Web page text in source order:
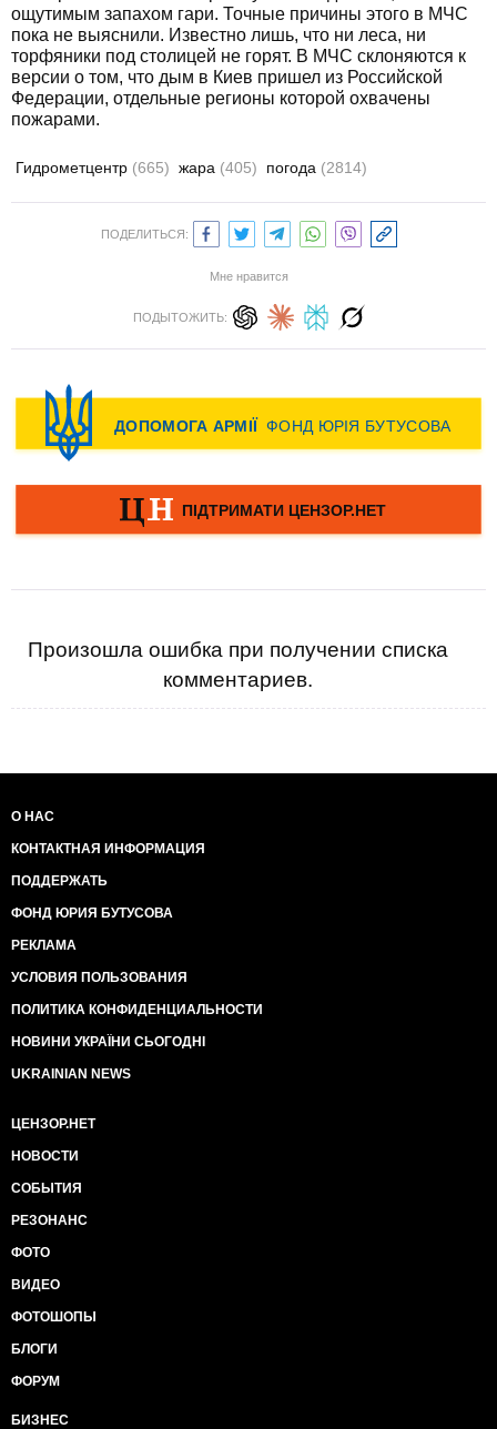
ощутимым запахом гари. Точные причины этого в МЧС
пока не выяснили. Известно лишь, что ни леса, ни
торфяники под столицей не горят. В МЧС склоняются к
версии о том, что дым в Киев пришел из Российской
Федерации, отдельные регионы которой охвачены
пожарами.
Гидрометцентр (665) жара (405) погода (2814)
ПОДЕЛИТЬСЯ:
Мне нравится
ПОДЫТОЖИТЬ:
Произошла ошибка при получении списка
комментариев.
О НАС
КОНТАКТНАЯ ИНФОРМАЦИЯ
ПОДДЕРЖАТЬ
ФОНД ЮРИЯ БУТУСОВА
РЕКЛАМА
УСЛОВИЯ ПОЛЬЗОВАНИЯ
ПОЛИТИКА КОНФИДЕНЦИАЛЬНОСТИ
НОВИНИ УКРАЇНИ СЬОГОДНІ
UKRAINIAN NEWS
ЦЕНЗОР.НЕТ
НОВОСТИ
СОБЫТИЯ
РЕЗОНАНС
ФОТО
ВИДЕО
ФОТОШОПЫ
БЛОГИ
ФОРУМ
БИЗНЕС